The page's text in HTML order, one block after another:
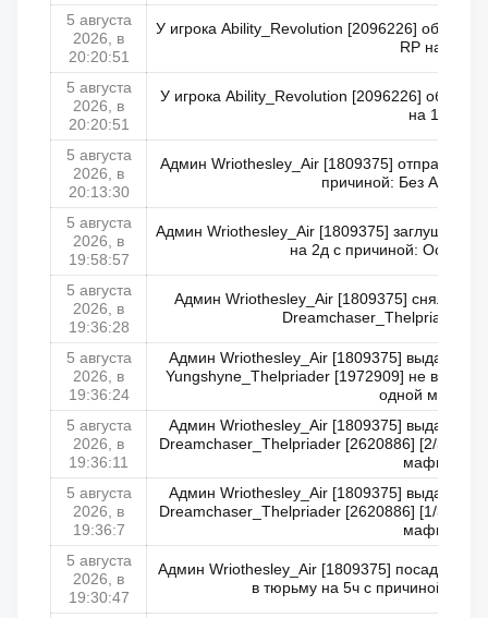
5 августа
2026, в
20:20:51
У игрока Ability_Revolution [2096226]
RP на 3
5 августа
2026, в
20:20:51
У игрока Ability_Revolution [2096226]
на 17
5 августа
2026, в
20:13:30
Админ Wriothesley_Air [1809375] отправил
причиной: Без АЧ на
5 августа
2026, в
19:58:57
Админ Wriothesley_Air [1809375] заглушил
на 2д с причиной:
5 августа
2026, в
19:36:28
Админ Wriothesley_Air [1809375] снял
Dreamchaser_Thelpriader
5 августа
2026, в
19:36:24
Админ Wriothesley_Air [1809375] выдал
Yungshyne_Thelpriader [1972909] не в сети
одной мафии
5 августа
2026, в
19:36:11
Админ Wriothesley_Air [1809375] выдал
Dreamchaser_Thelpriader [2620886] [2/3] с
мафии
5 августа
2026, в
19:36:7
Админ Wriothesley_Air [1809375] выдал
Dreamchaser_Thelpriader [2620886] [1/3] с
мафии
5 августа
2026, в
19:30:47
Админ Wriothesley_Air [1809375] посадил
в тюрьму на 5ч с причиной: